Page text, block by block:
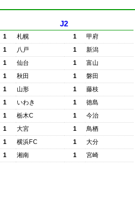
J2
1 札幌 1
甲府
1
八戸 1
新潟
1
仙台 1
富山
1
秋田 1
磐田
1
山形 1
藤枝
1
いわき 1
徳島
1
栃木C 1
今治
1
大宮 1
鳥栖
1
横浜FC 1
大分
1
湘南 1 宮崎